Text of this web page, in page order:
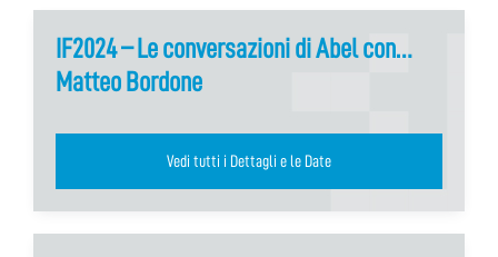
IF2024 – Le conversazioni di Abel con…
Matteo Bordone
Vedi tutti i Dettagli e le Date